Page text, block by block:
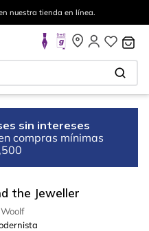
nuestra tienda en línea.
sin intereses
compras mínimas
the Jeweller